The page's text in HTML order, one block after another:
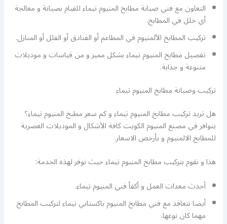
التعاون مع فني صيانة مطابخ المنيوم تيماء للقيام بصيانة و معالجة
أي خلل في المطابخ.
تركيب المطابخ الألمنيوم في المطاعم أو الفنادق أو الفلل أو المنازل.
تفصيل مطابخ المنيوم تيماء بشكل مميز و من قياسات و موديلات
متنوعة و جذابة.
تركيب وصيانة مطابخ المنيوم تيماء
هل تريد تركيب مطابخ المنيوم تيماء و كم سعر مطبخ المنيوم تيماء؟
يتوافر في مصنع المنيوم الكويت كافة الأشكال و الموديلات العصرية
للمطابخ الالمنيوم و بأرخص الاسعار.
هذا و نقوم بتركيب مطابخ المنيوم تيماء حيث نوفر لهذه الخدمة:
أحدث معدات العمل و أكفأ فني المنيوم تيماء.
أيضا نتعاقد مع فني مطابخ المنيوم باكستاني تيماء لتركيب المطابخ
مهما كان نوعها.